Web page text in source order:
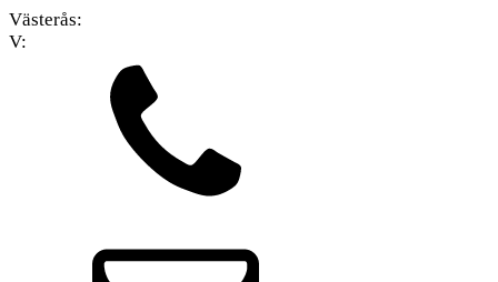
Västerås:
V: